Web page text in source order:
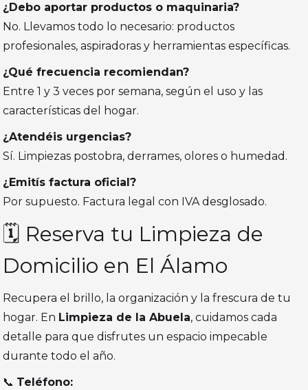
¿Debo aportar productos o maquinaria?
No. Llevamos todo lo necesario: productos
profesionales, aspiradoras y herramientas específicas.
¿Qué frecuencia recomiendan?
Entre 1 y 3 veces por semana, según el uso y las
características del hogar.
¿Atendéis urgencias?
Sí. Limpiezas postobra, derrames, olores o humedad.
¿Emitís factura oficial?
Por supuesto. Factura legal con IVA desglosado.
🗓️ Reserva tu Limpieza de
Domicilio en El Álamo
Recupera el brillo, la organización y la frescura de tu
hogar. En Limpieza de la Abuela, cuidamos cada
detalle para que disfrutes un espacio impecable
durante todo el año.
📞 Teléfono: